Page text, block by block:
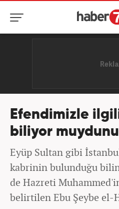
Efendimizle
biliyor
Eyüp Sultan gibi
kabrinin bulunduğu
de Hazreti
belirtilen Ebu Şeybe el-